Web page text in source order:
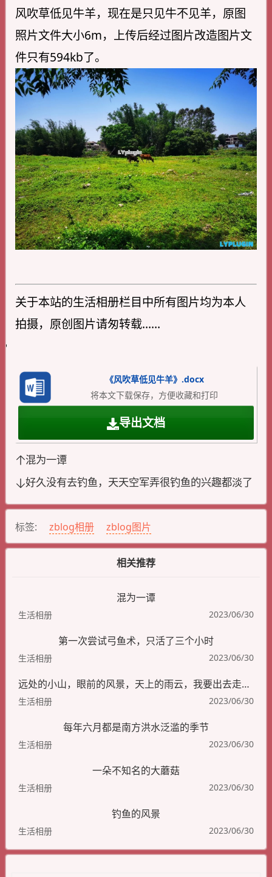
风吹草低见牛羊，现在是只见牛不见羊，原图
照片文件大小6m，上传后经过图片改造图片文
件只有594kb了。
关于本站的生活相册栏目中所有图片均为本人
拍摄，原创图片请匆转载……
《风吹草低见牛羊》.docx
将本文下载保存，方便收藏和打印
导出文档
混为一谭
好久没有去钓鱼，天天空军弄很钓鱼的兴趣都淡了
标签: zblog相册 zblog图片
相关推荐
混为一谭
生活相册 2023/06/30
第一次尝试弓鱼术，只活了三个小时
生活相册 2023/06/30
远处的小山，眼前的风景，天上的雨云，我要出去走一走
生活相册 2023/06/30
每年六月都是南方洪水泛滥的季节
生活相册 2023/06/30
一朵不知名的大蘑菇
生活相册 2023/06/30
钓鱼的风景
生活相册 2023/06/30